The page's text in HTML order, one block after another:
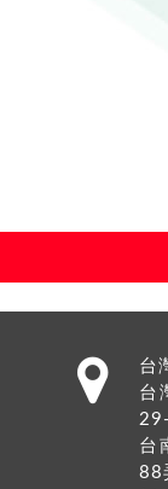
台
台
台
88